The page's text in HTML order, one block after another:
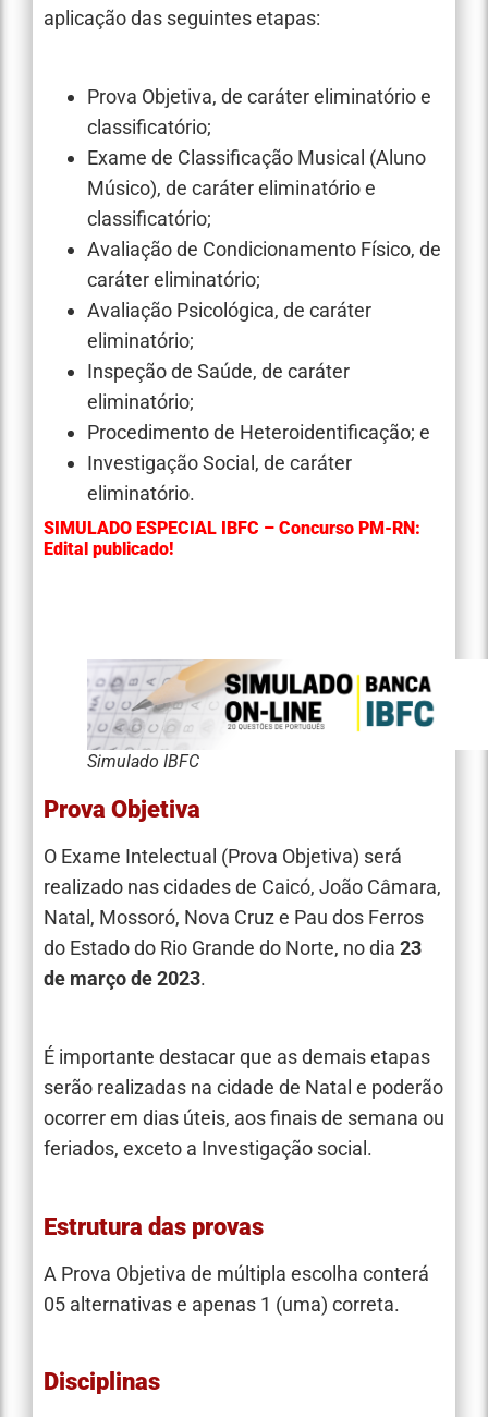
aplicação das seguintes etapas:
Prova Objetiva, de caráter eliminatório e
classificatório;
Exame de Classificação Musical (Aluno
Músico), de caráter eliminatório e
classificatório;
Avaliação de Condicionamento Físico, de
caráter eliminatório;
Avaliação Psicológica, de caráter
eliminatório;
Inspeção de Saúde, de caráter
eliminatório;
Procedimento de Heteroidentificação; e
Investigação Social, de caráter
eliminatório.
SIMULADO ESPECIAL IBFC – Concurso PM-RN:
Edital publicado!
Simulado IBFC
Prova Objetiva
O Exame Intelectual (Prova Objetiva) será
realizado nas cidades de Caicó, João Câmara,
Natal, Mossoró, Nova Cruz e Pau dos Ferros
do Estado do Rio Grande do Norte, no dia 23
de março de 2023.
É importante destacar que as demais etapas
serão realizadas na cidade de Natal e poderão
ocorrer em dias úteis, aos finais de semana ou
feriados, exceto a Investigação social.
Estrutura das provas
A Prova Objetiva de múltipla escolha conterá
05 alternativas e apenas 1 (uma) correta.
Disciplinas